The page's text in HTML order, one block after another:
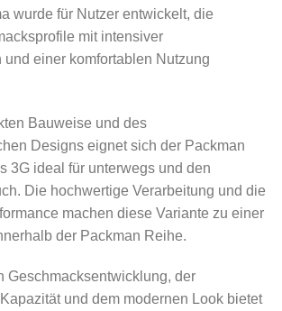
wurde für Nutzer entwickelt, die
mit intensiver
und einer komfortablen Nutzung
Bauweise und des
Designs eignet sich der Packman
3G ideal für unterwegs und den
Die hochwertige Verarbeitung und die
machen diese Variante zu einer
der Packman Reihe.
Geschmacksentwicklung, der
und dem modernen Look bietet